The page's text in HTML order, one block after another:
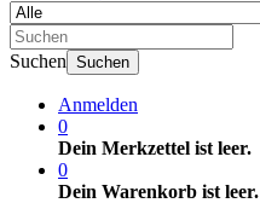
Suchen Suchen
Anmelden
0
Dein Merkzettel ist leer.
0
Dein Warenkorb ist leer.